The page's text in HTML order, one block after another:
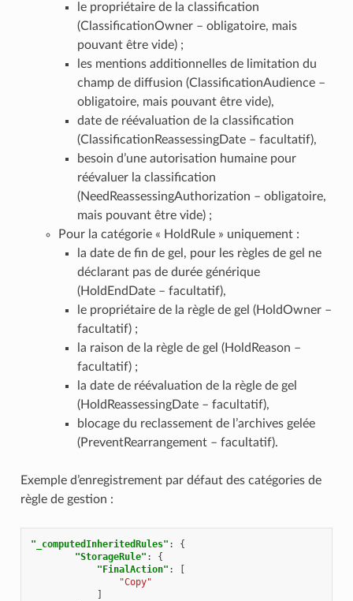
le propriétaire de la classification
(ClassificationOwner – obligatoire, mais
pouvant être vide) ;
les mentions additionnelles de limitation du
champ de diffusion (ClassificationAudience –
obligatoire, mais pouvant être vide),
date de réévaluation de la classification
(ClassificationReassessingDate – facultatif),
besoin d’une autorisation humaine pour
réévaluer la classification
(NeedReassessingAuthorization – obligatoire,
mais pouvant être vide) ;
Pour la catégorie « HoldRule » uniquement :
la date de fin de gel, pour les règles de gel ne
déclarant pas de durée générique
(HoldEndDate – facultatif),
le propriétaire de la règle de gel (HoldOwner –
facultatif) ;
la raison de la règle de gel (HoldReason –
facultatif) ;
la date de réévaluation de la règle de gel
(HoldReassessingDate – facultatif),
blocage du reclassement de l’archives gelée
(PreventRearrangement – facultatif).
Exemple d’enregistrement par défaut des catégories de
règle de gestion :
"_computedInheritedRules" :
{
"StorageRule" :
{
"FinalAction" :
"Copy"